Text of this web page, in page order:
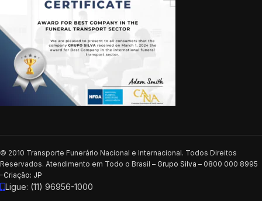
© 2010 Transporte Funerário Nacional e Internacional. Todos Direitos
Reservados. Atendimento em Todo o Brasil – Grupo Silva – 0800 000 8995
–Criação: JP
Ligue: (11) 96956-1000